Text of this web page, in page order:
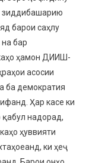
зиддибашарию
барои саҳлу
бар
ҳамон ДИИШ-
асосии
ба демократия
Ҳар касе ки
надорад,
ҳуввияти
ки ҳеҷ